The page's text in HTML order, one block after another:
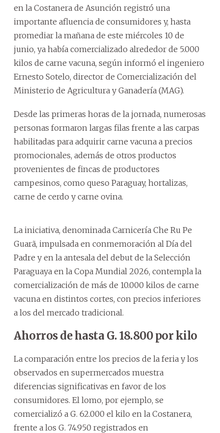
en la Costanera de Asunción registró una
importante afluencia de consumidores y, hasta
promediar la mañana de este miércoles 10 de
junio, ya había comercializado alrededor de 5.000
kilos de carne vacuna, según informó el ingeniero
Ernesto Sotelo, director de Comercialización del
Ministerio de Agricultura y Ganadería (MAG).
Desde las primeras horas de la jornada, numerosas
personas formaron largas filas frente a las carpas
habilitadas para adquirir carne vacuna a precios
promocionales, además de otros productos
provenientes de fincas de productores
campesinos, como queso Paraguay, hortalizas,
carne de cerdo y carne ovina.
La iniciativa, denominada Carnicería Che Ru Pe
Guarã, impulsada en conmemoración al Día del
Padre y en la antesala del debut de la Selección
Paraguaya en la Copa Mundial 2026, contempla la
comercialización de más de 10.000 kilos de carne
vacuna en distintos cortes, con precios inferiores
a los del mercado tradicional.
Ahorros de hasta G. 18.800 por kilo
La comparación entre los precios de la feria y los
observados en supermercados muestra
diferencias significativas en favor de los
consumidores. El lomo, por ejemplo, se
comercializó a G. 62.000 el kilo en la Costanera,
frente a los G. 74.950 registrados en